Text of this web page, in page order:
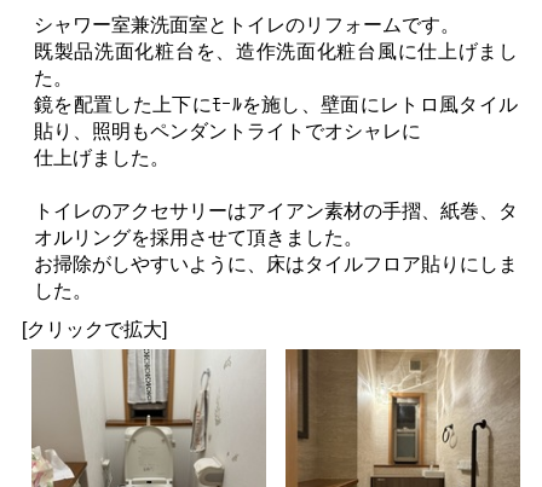
シャワー室兼洗面室とトイレのリフォームです。
既製品洗面化粧台を、造作洗面化粧台風に仕上げまし
た。
鏡を配置した上下にﾓｰﾙを施し、壁面にレトロ風タイル
貼り、照明もペンダントライトでオシャレに
仕上げました。
トイレのアクセサリーはアイアン素材の手摺、紙巻、タ
オルリングを採用させて頂きました。
お掃除がしやすいように、床はタイルフロア貼りにしま
した。
[クリックで拡大]